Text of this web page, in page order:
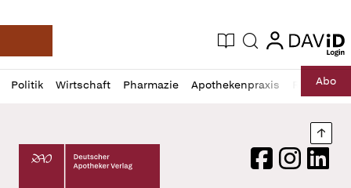
Deutsche Apotheker Zeitung
Aktuelle Ausgabe
Suche login
login
Politik Wirtschaft Pharmazie Apothekenpraxis RechtAbo
Profil
öffnen
Daz
Pur
Deutscher Apotheker Verlag Logo
FacebookInstagram